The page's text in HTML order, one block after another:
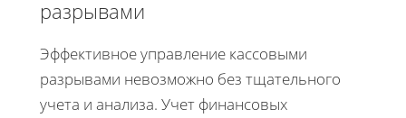
разрывами
Эффективное управление кассовыми
разрывами невозможно без тщательного
учета и анализа. Учет финансовых